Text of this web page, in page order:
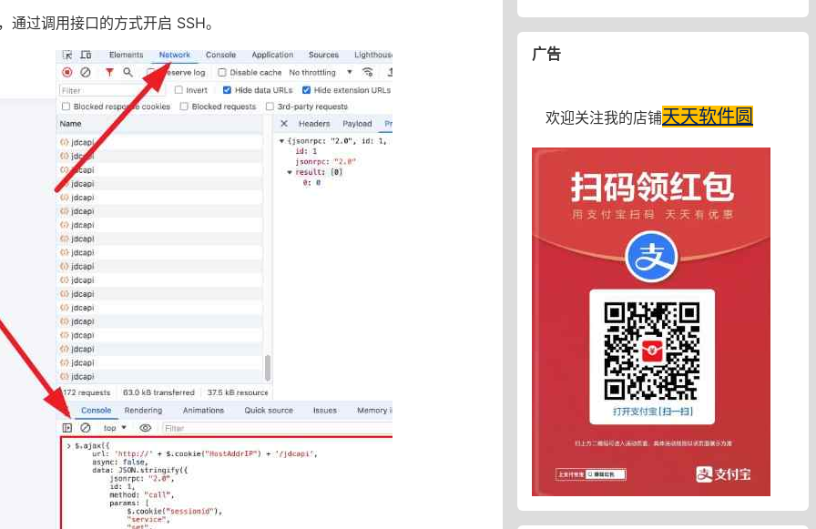
通过调用接口的方式开启 SSH。
广告
欢迎关注我的店铺天天软件圆